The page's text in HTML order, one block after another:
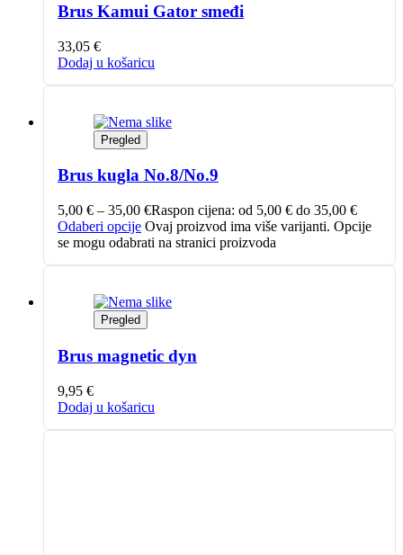
Brus Kamui Gator smeđi
33,05 €
Dodaj u košaricu
Pregled
Brus kugla No.8/No.9
5,00 € – 35,00 €Raspon cijena: od 5,00 € do 35,00 €
Odaberi opcije Ovaj proizvod ima više varijanti. Opcije
se mogu odabrati na stranici proizvoda
Pregled
Brus magnetic dyn
9,95 €
Dodaj u košaricu